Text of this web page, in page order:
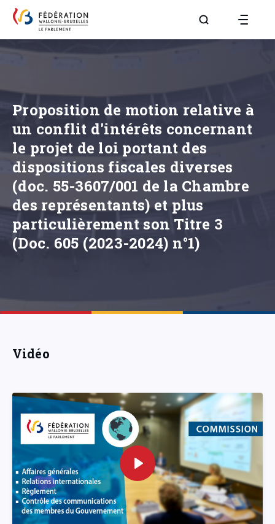
Aller à la page
Proposition de motion relative à
un conflit d'intérêts concernant
le projet de loi portant des
dispositions fiscales diverses
(doc. 55-3607/001 de la Chambre
des représentants) et plus
particulièrement son Titre 3
(Doc. 605 (2023-2024) n°1)
Vidéo